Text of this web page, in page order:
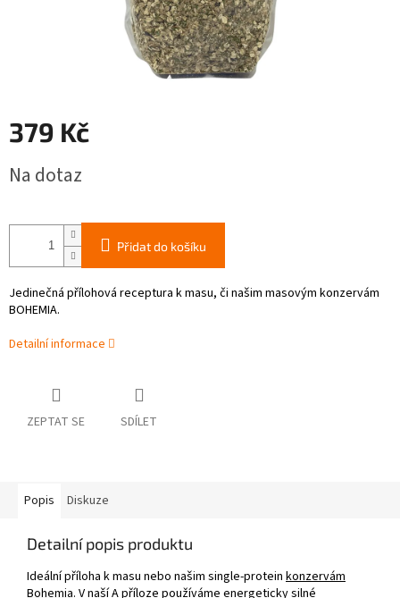
379 Kč
cena:
Na dotaz
Přidat do košíku
Jedinečná přílohová receptura k masu, či našim masovým konzervám
BOHEMIA.
Detailní informace
ZEPTAT SE SDÍLET
Popis Diskuze
Detailní popis produktu
Ideální příloha k masu nebo našim single-protein konzervám
Bohemia. V naší A příloze používáme energeticky silné